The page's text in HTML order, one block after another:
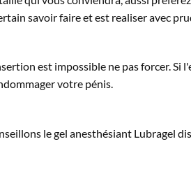
savoir faire et est realiser avec
est impossible ne pas forcer. Si
votre pénis.
le gel anesthésiant Lubragel